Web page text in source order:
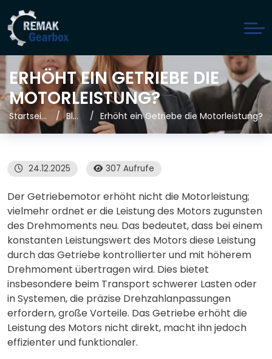
ERHÖHT EIN GETRIEBE DIE
MOTORLEISTUNG?
Startseite Blog Erhöht ein Getriebe die Motorleistung?
24.12.2025 307 Aufrufe
Der Getriebemotor erhöht nicht die Motorleistung;
vielmehr ordnet er die Leistung des Motors zugunsten
des Drehmoments neu. Das bedeutet, dass bei einem
konstanten Leistungswert des Motors diese Leistung
durch das Getriebe kontrollierter und mit höherem
Drehmoment übertragen wird. Dies bietet
insbesondere beim Transport schwerer Lasten oder
in Systemen, die präzise Drehzahlanpassungen
erfordern, große Vorteile. Das Getriebe erhöht die
Leistung des Motors nicht direkt, macht ihn jedoch
effizienter und funktionaler.